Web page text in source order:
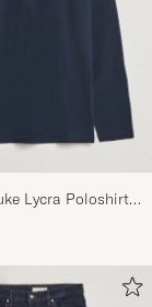
Lycra Poloshirt